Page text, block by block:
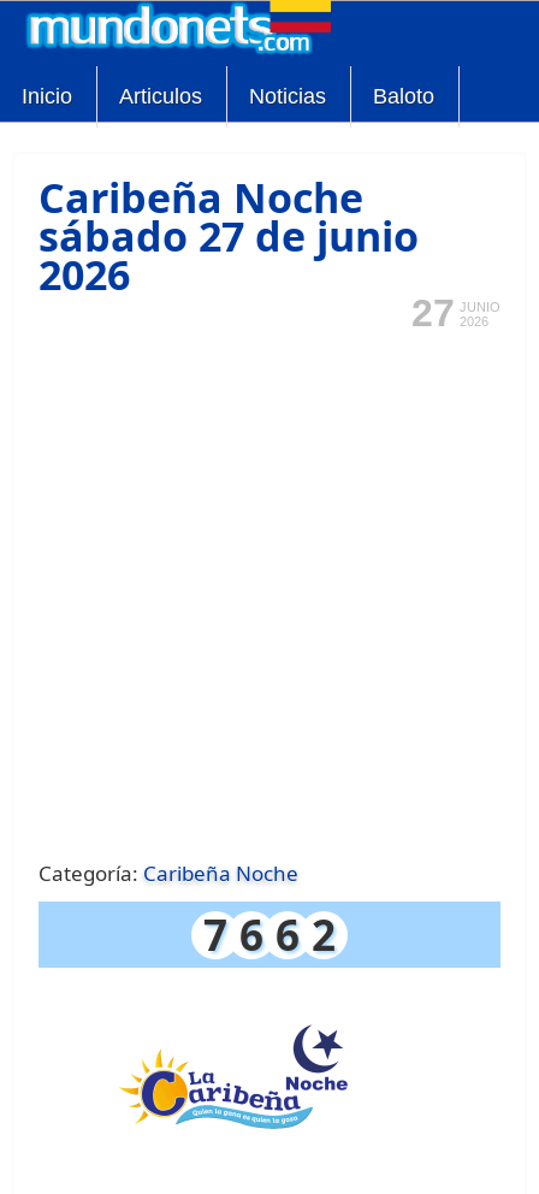
Inicio Articulos Noticias Baloto
Caribeña Noche
sábado 27 de junio
2026
27 JUNIO
2026
Categoría: Caribeña Noche
7 6 6 2